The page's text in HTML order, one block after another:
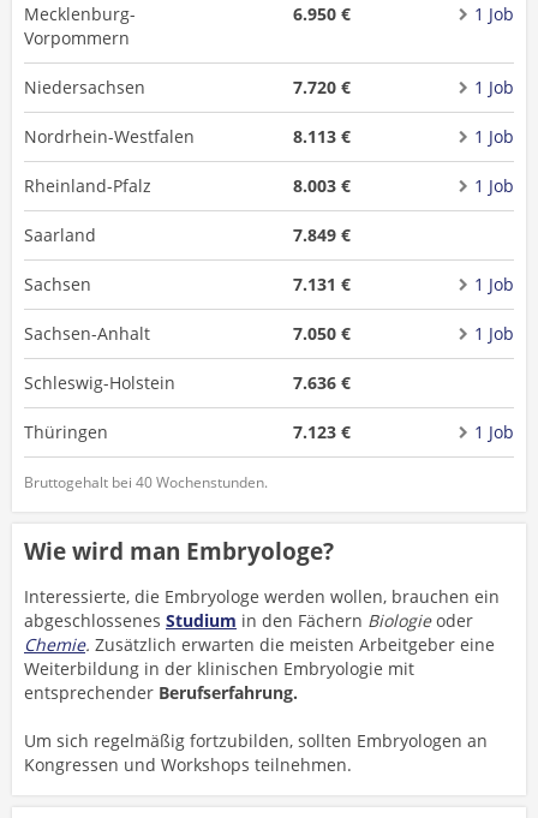
Mecklenburg-
Vorpommern
6.950 € 1 Job
Niedersachsen 7.720 € 1 Job
Nordrhein-Westfalen 8.113 € 1 Job
Rheinland-Pfalz 8.003 € 1 Job
Saarland 7.849 €
Sachsen 7.131 € 1 Job
Sachsen-Anhalt 7.050 € 1 Job
Schleswig-Holstein 7.636 €
Thüringen 7.123 € 1 Job
Bruttogehalt bei 40 Wochenstunden.
Wie wird man Embryologe?
Interessierte, die Embryologe werden wollen, brauchen ein
abgeschlossenes Studium in den Fächern Biologieoder
Chemie. Zusätzlich erwarten die meisten Arbeitgeber eine
Weiterbildung in der klinischen Embryologie mit
entsprechender Berufserfahrung.
Um sich regelmäßig fortzubilden, sollten Embryologen an
Kongressen und Workshops teilnehmen.